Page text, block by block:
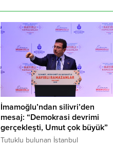
İmamoğlu’ndan silivri’den
mesaj: “Demokrasi devrimi
gerçekleşti, Umut çok büyük”
Tutuklu bulunan İstanbul